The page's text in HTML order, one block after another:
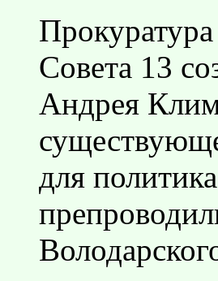
Совета 13
Андрея
для